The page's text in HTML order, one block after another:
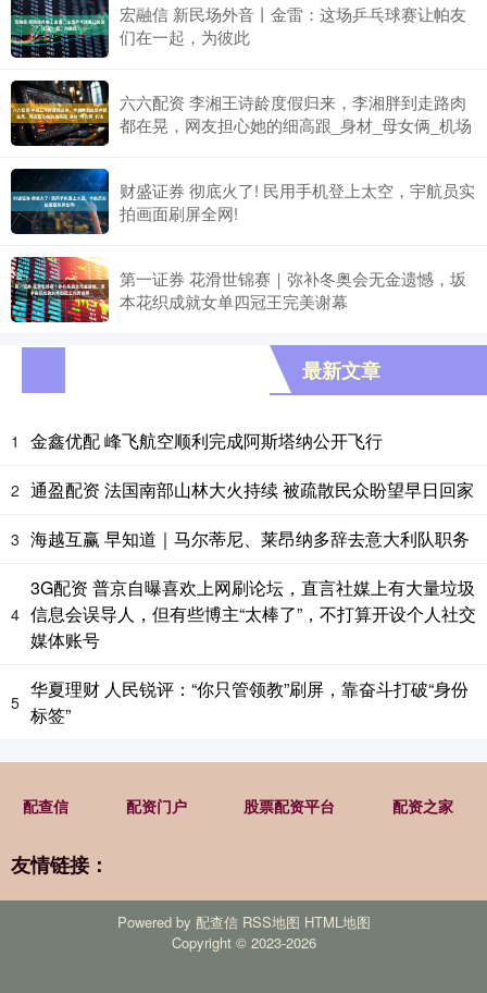
宏融信 新民场外音丨金雷：这场乒乓球赛让帕友
们在一起，为彼此
六六配资 李湘王诗龄度假归来，李湘胖到走路肉
都在晃，网友担心她的细高跟_身材_母女俩_机场
财盛证券 彻底火了! 民用手机登上太空，宇航员实
拍画面刷屏全网!
第一证券 花滑世锦赛｜弥补冬奥会无金遗憾，坂
本花织成就女单四冠王完美谢幕
最新文章
1 金鑫优配 峰飞航空顺利完成阿斯塔纳公开飞行
2 通盈配资 法国南部山林大火持续 被疏散民众盼望早日回家
3 海越互赢 早知道｜马尔蒂尼、莱昂纳多辞去意大利队职务
4
3G配资 普京自曝喜欢上网刷论坛，直言社媒上有大量垃圾
信息会误导人，但有些博主“太棒了”，不打算开设个人社交
媒体账号
5
华夏理财 人民锐评：“你只管领教”刷屏，靠奋斗打破“身份
标签”
配查信 配资门户 股票配资平台 配资之家
友情链接：
Powered by 配查信 RSS地图 HTML地图
Copyright © 2023-2026